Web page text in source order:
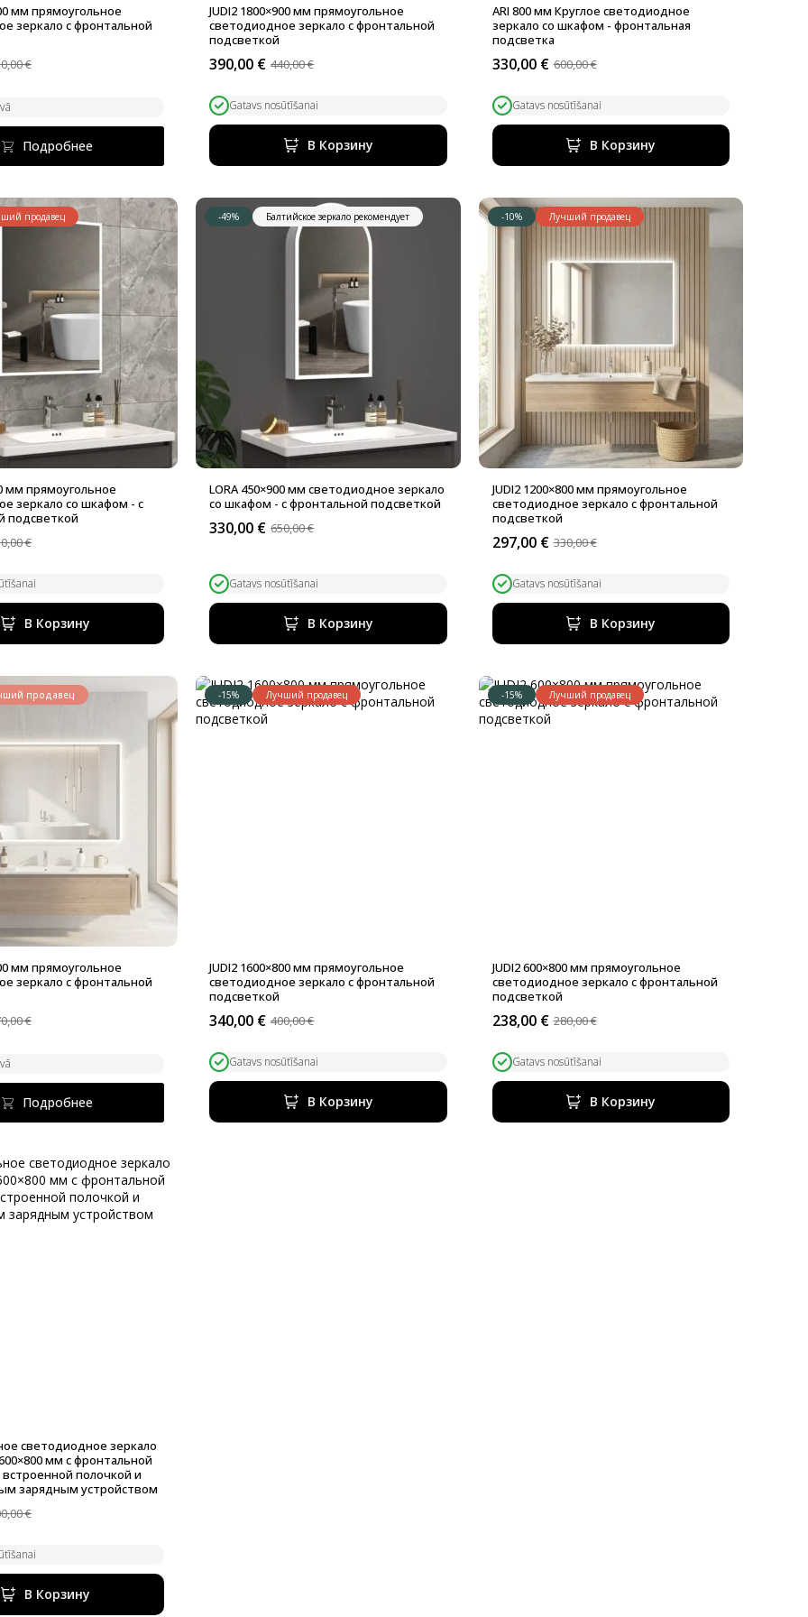
мм прямоугольное
зеркало с фронтальной
€
Подробнее
JUDI2 1800×900 мм прямоугольное
светодиодное зеркало с фронтальной
подсветкой
440,00€
Первоначальная
составляла
440,00 €.
390,00 €
Текущая
390,00 €.
Gatavs nosūtīšanai
В Корзину
ARI 800 мм Круглое светодиодное
зеркало со шкафом - фронтальная
подсветка
600,00€
Первоначальная
составляла
600,00 €.
330,00 €
Текущая
330,00 €.
Gatavs nosūtīšanai
В Корзину
продавец
мм прямоугольное
зеркало со шкафом - с
подсветкой
€
В Корзину
-49% Балтийское зеркало рекомендует
LORA 450×900 мм светодиодное зеркало
со шкафом - с фронтальной подсветкой
650,00€
Первоначальная
составляла
650,00 €.
330,00 €
Текущая
330,00 €.
Gatavs nosūtīšanai
В Корзину
-10% Лучший продавец
JUDI2 1200×800 мм прямоугольное
светодиодное зеркало с фронтальной
подсветкой
330,00€
Первоначальная
составляла
330,00 €.
297,00 €
Текущая
297,00 €.
Gatavs nosūtīšanai
В Корзину
продавец
мм прямоугольное
зеркало с фронтальной
€
Подробнее
-15% Лучший продавец
JUDI2 1600×800 мм прямоугольное
светодиодное зеркало с фронтальной
подсветкой
400,00€
Первоначальная
составляла
400,00 €.
340,00 €
Текущая
340,00 €.
Gatavs nosūtīšanai
В Корзину
-15% Лучший продавец
JUDI2 600×800 мм прямоугольное
светодиодное зеркало с фронтальной
подсветкой
280,00€
Первоначальная
составляла
280,00 €.
238,00 €
Текущая
238,00 €.
Gatavs nosūtīšanai
В Корзину
светодиодное зеркало
мм с фронтальной
полочкой и
зарядным устройством
€
В Корзину